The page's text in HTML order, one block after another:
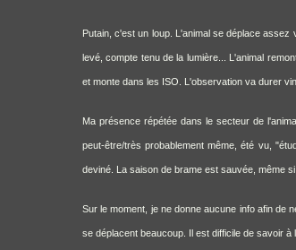
Putain, c'est un loup. L'animal se déplace
levé, compte tenu de la lumière... L'animal
et monte dans les ISO. L'observation va durer
Ma présence répétée dans le secteur de
peut-être/très probablement même, été vu,
deviné. La saison de brame est sauvée, même
Sur le moment, je ne donne aucune info afin de
se déplacent beaucoup. Il est difficile de savoir